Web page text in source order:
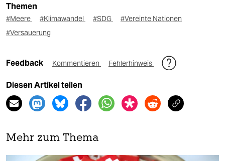
Themen
#Meere #Klimawandel #SDG
#Vereinte Nationen
#Versauerung
Feedback Kommentieren Fehlerhinweis
Diesen Artikel teilen
Mehr zum Thema